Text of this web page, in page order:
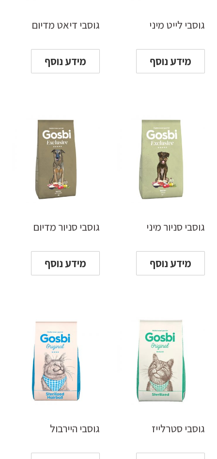
גוסבי לייט מיני
מידע נוסף
גוסבי דיאט מדיום
מידע נוסף
גוסבי סניור מיני
מידע נוסף
גוסבי סניור מדיום
מידע נוסף
גוסבי סטרלייז גוסבי היירבול